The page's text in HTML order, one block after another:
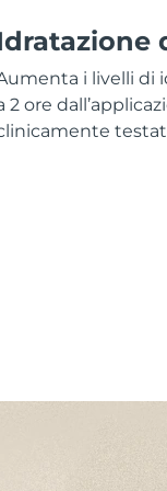
i livelli di
2 ore